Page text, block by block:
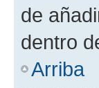
de
dentro
Arriba